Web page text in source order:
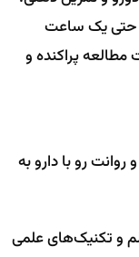
حتی یک ساعت
پراکنده و
رو با دارو به
و تکنیک‌های علمی